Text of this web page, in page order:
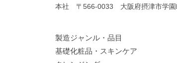
本社 〒566-0033 大阪府摂津市学園
製造ジャンル・品目
基礎化粧品・スキンケア